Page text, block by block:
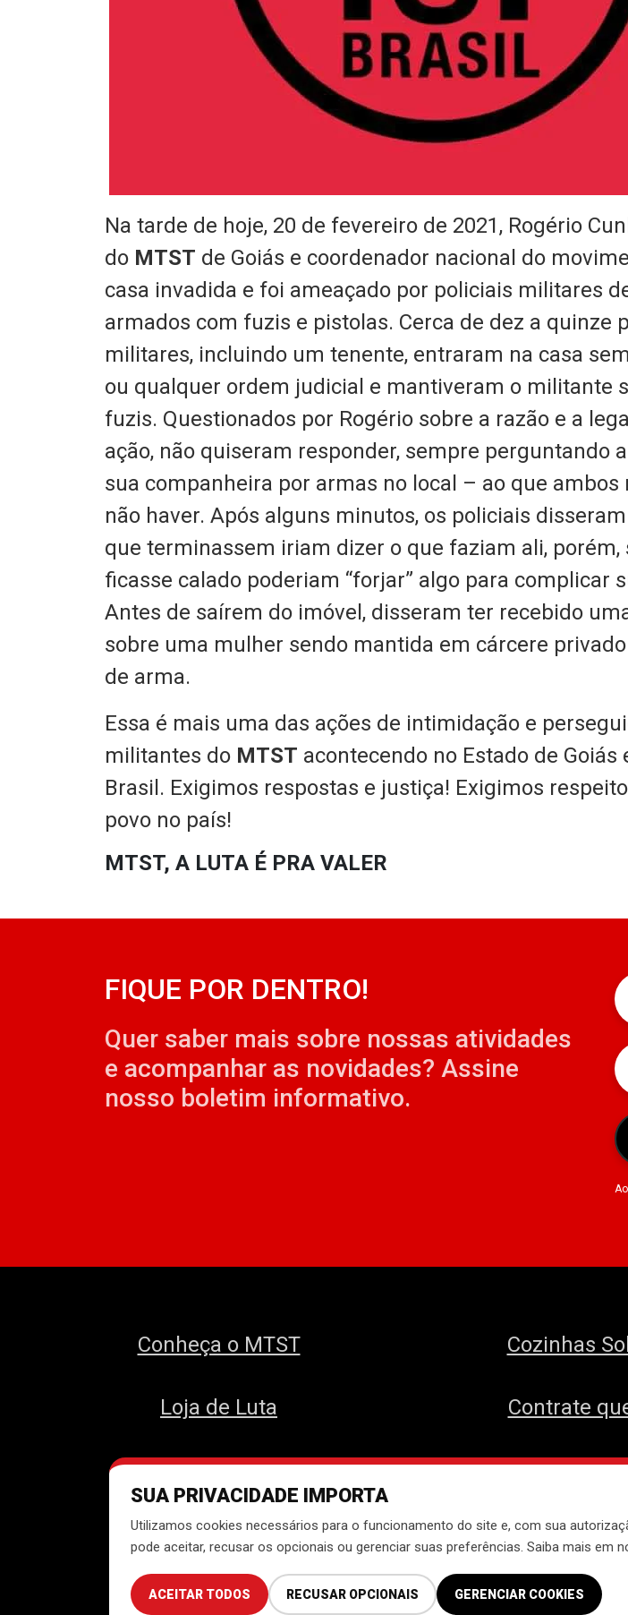
Na tarde de hoje, 20 de fevereiro de 2021, Rogério
do MTST de Goiás e coordenador nacional do
casa invadida e foi ameaçado por policiais militares
armados com fuzis e pistolas. Cerca de dez a quinze
militares, incluindo um tenente, entraram na casa
ou qualquer ordem judicial e mantiveram o militante
fuzis. Questionados por Rogério sobre a razão e a
ação, não quiseram responder, sempre perguntando
sua companheira por armas no local – ao que ambos
não haver. Após alguns minutos, os policiais
que terminassem iriam dizer o que faziam ali, porém,
ficasse calado poderiam “forjar” algo para complicar
Antes de saírem do imóvel, disseram ter recebido
sobre uma mulher sendo mantida em cárcere
de arma.
Essa é mais uma das ações de intimidação e
militantes do MTST acontecendo no Estado de Goiás
Brasil. Exigimos respostas e justiça! Exigimos
povo no país!
MTST, A LUTA É PRA VALER
SUA PRIVACIDADE IMPORTA
Utilizamos cookies necessários para o funcionamento do site e, com sua
pode aceitar, recusar os opcionais ou gerenciar suas preferências. Saiba mais em
ACEITAR TODOS RECUSAR OPCIONAIS GERENCIAR COOKIES
FIQUE POR DENTRO!
Quer saber mais sobre nossas atividades
e acompanhar as novidades? Assine
nosso boletim informativo.
Conheça o MTST
Loja de Luta
Cozinhas
Contrate
Desenvolvido pelo